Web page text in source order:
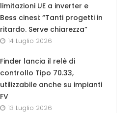
limitazioni UE a inverter e
Bess cinesi: “Tanti progetti in
ritardo. Serve chiarezza”
14 Luglio 2026
Finder lancia il relè di
controllo Tipo 70.33,
utilizzabile anche su impianti
FV
13 Luglio 2026